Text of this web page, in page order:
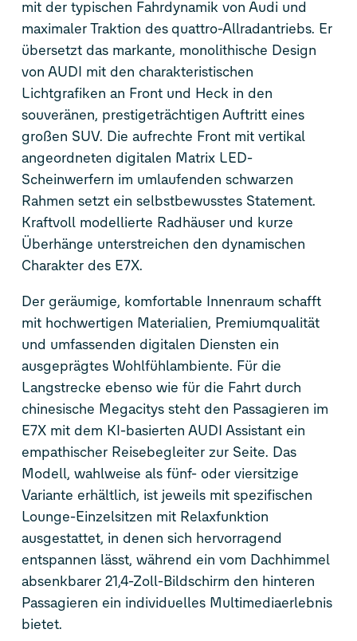
mit der typischen Fahrdynamik von Audi und
maximaler Traktion des quattro-Allradantriebs. Er
übersetzt das markante, monolithische Design
von AUDI mit den charakteristischen
Lichtgrafiken an Front und Heck in den
souveränen, prestigeträchtigen Auftritt eines
großen SUV. Die aufrechte Front mit vertikal
angeordneten digitalen Matrix LED-
Scheinwerfern im umlaufenden schwarzen
Rahmen setzt ein selbstbewusstes Statement.
Kraftvoll modellierte Radhäuser und kurze
Überhänge unterstreichen den dynamischen
Charakter des E7X.
Der geräumige, komfortable Innenraum schafft
mit hochwertigen Materialien, Premiumqualität
und umfassenden digitalen Diensten ein
ausgeprägtes Wohlfühlambiente. Für die
Langstrecke ebenso wie für die Fahrt durch
chinesische Megacitys steht den Passagieren im
E7X mit dem KI-basierten AUDI Assistant ein
empathischer Reisebegleiter zur Seite. Das
Modell, wahlweise als fünf- oder viersitzige
Variante erhältlich, ist jeweils mit spezifischen
Lounge-Einzelsitzen mit Relaxfunktion
ausgestattet, in denen sich hervorragend
entspannen lässt, während ein vom Dachhimmel
absenkbarer 21,4-Zoll-Bildschirm den hinteren
Passagieren ein individuelles Multimediaerlebnis
bietet.